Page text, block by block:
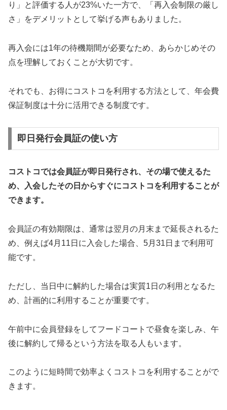
り」と評価する人が23%いた一方で、「再入会制限の厳し
さ」をデメリットとして挙げる声もありました。
再入会には1年の待機期間が必要なため、あらかじめその
点を理解しておくことが大切です。
それでも、お得にコストコを利用する方法として、年会費
保証制度は十分に活用できる制度です。
即日発行会員証の使い方
コストコでは会員証が即日発行され、その場で使えるた
め、入会したその日からすぐにコストコを利用することが
できます。
会員証の有効期限は、通常は翌月の月末まで延長されるた
め、例えば4月11日に入会した場合、5月31日まで利用可
能です。
ただし、当日中に解約した場合は実質1日の利用となるた
め、計画的に利用することが重要です。
午前中に会員登録をしてフードコートで昼食を楽しみ、午
後に解約して帰るという方法を取る人もいます。
このように短時間で効率よくコストコを利用することがで
きます。